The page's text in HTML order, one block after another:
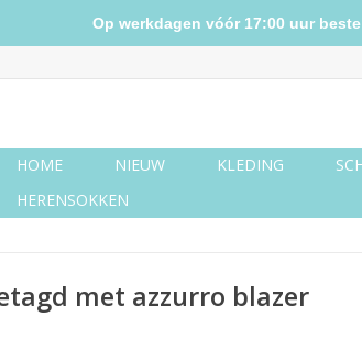
HOME NIEUW KLEDING
HERENSOKKEN
met azzurro blazer
Op werkdagen vóór 17:00 uur